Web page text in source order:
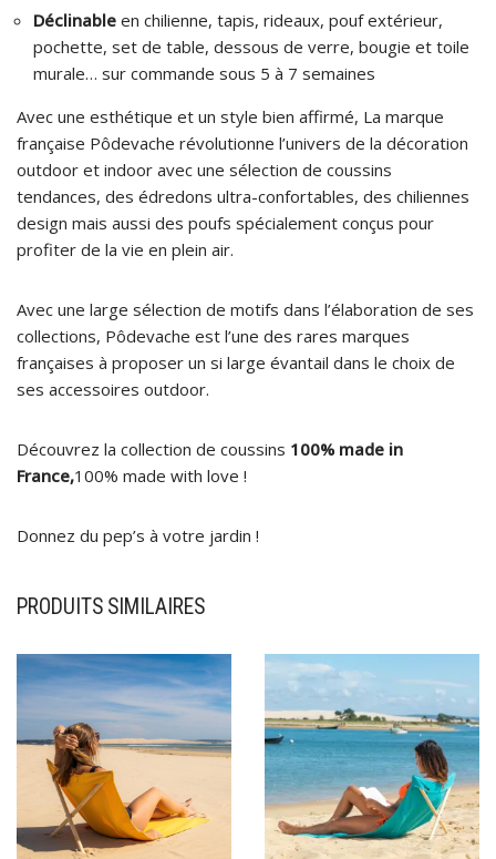
Déclinable en chilienne, tapis, rideaux, pouf extérieur,
pochette, set de table, dessous de verre, bougie et toile
murale… sur commande sous 5 à 7 semaines
Avec une esthétique et un style bien affirmé, La marque
française Pôdevache révolutionne l’univers de la décoration
outdoor et indoor avec une sélection de coussins
tendances, des édredons ultra-confortables, des chiliennes
design mais aussi des poufs spécialement conçus pour
profiter de la vie en plein air.
Avec une large sélection de motifs dans l’élaboration de ses
collections, Pôdevache est l’une des rares marques
françaises à proposer un si large évantail dans le choix de
ses accessoires outdoor.
Découvrez la collection de coussins 100% made in
France,100% made with love !
Donnez du pep’s à votre jardin !
PRODUITS SIMILAIRES